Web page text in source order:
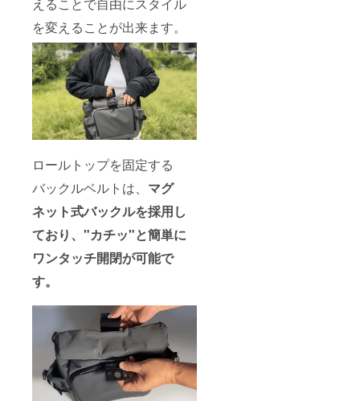
を変えることが出来ます。
ロールトップを固定する
バックルベルトは、 マグ
ネット式バックルを採用し
ており、"カチッ"と簡単に
ワンタッチ開閉が可能で
す。